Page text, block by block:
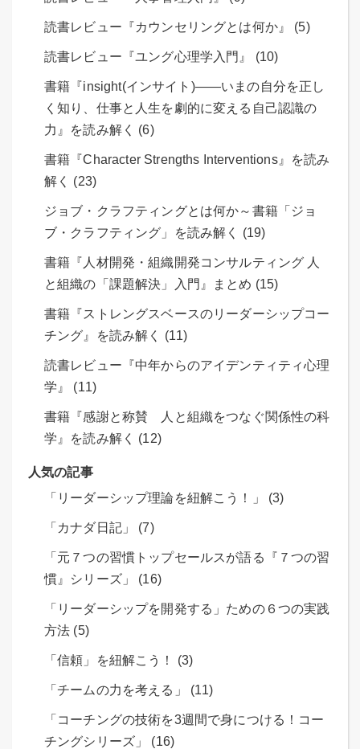
読書レビュー『カウンセリングとは何か』 (5)
読書レビュー『ユング心理学入門』 (10)
書籍『insight(インサイト)――いまの自分を正し
く知り、仕事と人生を劇的に変える自己認識の
力』を読み解く (6)
書籍『Character Strengths Interventions』を読み
解く (23)
ジョブ・クラフティングとは何か～書籍「ジョ
ブ・クラフティング」を読み解く (19)
書籍『人材開発・組織開発コンサルティング 人
と組織の「課題解決」入門』まとめ (15)
書籍『ストレングスベースのリーダーシップコー
チング』を読み解く (11)
読書レビュー『中年からのアイデンティティ心理
学』 (11)
書籍『感謝と称賛 人と組織をつなぐ関係性の科
学』を読み解く (12)
人気の記事
「リーダーシップ理論を紐解こう！」 (3)
「カナダ日記」 (7)
「元７つの習慣トップセールスが語る『７つの習
慣』シリーズ」 (16)
「リーダーシップを開発する」ための６つの実践
方法 (5)
「信頼」を紐解こう！ (3)
「チームの力を考える」 (11)
「コーチングの技術を3週間で身につける！コー
チングシリーズ」 (16)